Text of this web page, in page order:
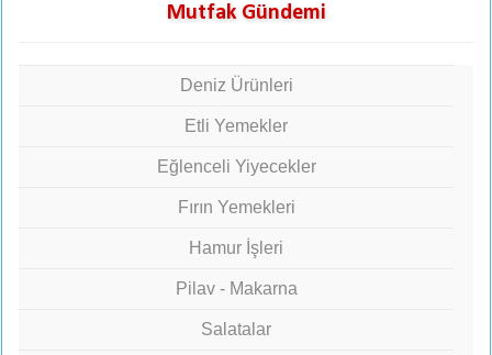
Mutfak Gündemi
Deniz Ürünleri
Etli Yemekler
Eğlenceli Yiyecekler
Fırın Yemekleri
Hamur İşleri
Pilav - Makarna
Salatalar